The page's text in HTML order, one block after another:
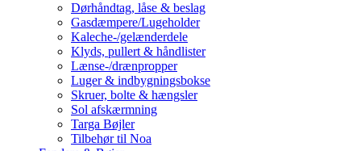
Dørhåndtag, låse & beslag
Gasdæmpere/Lugeholder
Kaleche-/gelænderdele
Klyds, pullert & håndlister
Lænse-/drænpropper
Luger & indbygningsbokse
Skruer, bolte & hængsler
Sol afskærmning
Targa Bøjler
Tilbehør til Noa